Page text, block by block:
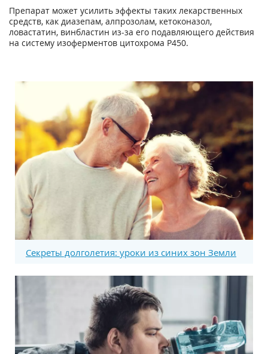
Препарат может усилить эффекты таких лекарственных
средств, как диазепам, алпрозолам, кетоконазол,
ловастатин, винбластин из-за его подавляющего действия
на систему изоферментов цитохрома Р450.
Секреты долголетия: уроки из синих зон Земли